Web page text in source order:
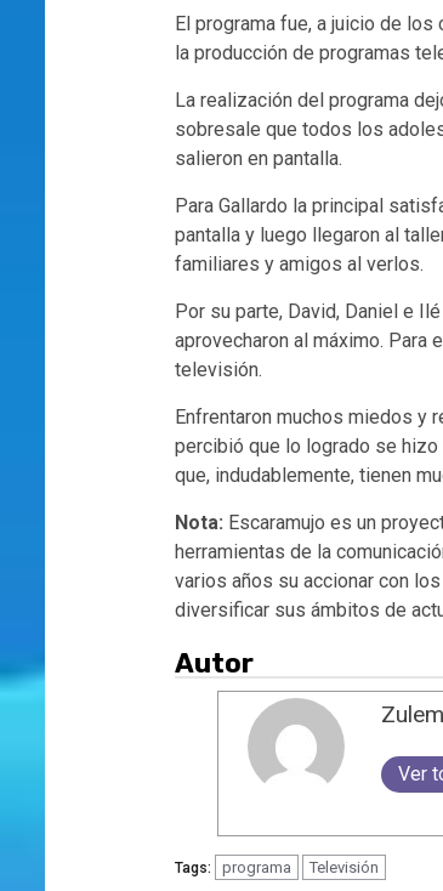
El programa fue, a juicio de
la producción de programas
La realización del programa
sobresale que todos los
salieron en pantalla.
Para Gallardo la principal
pantalla y luego llegaron al
familiares y amigos al verlos.
Por su parte, David, Daniel e
aprovecharon al máximo.
televisión.
Enfrentaron muchos miedos y
percibió que lo logrado se
que, indudablemente, tienen
Nota: Escaramujo es un
herramientas de la
varios años su accionar con
diversificar sus ámbitos de
Autor
Ver
Tags: programa Televisión